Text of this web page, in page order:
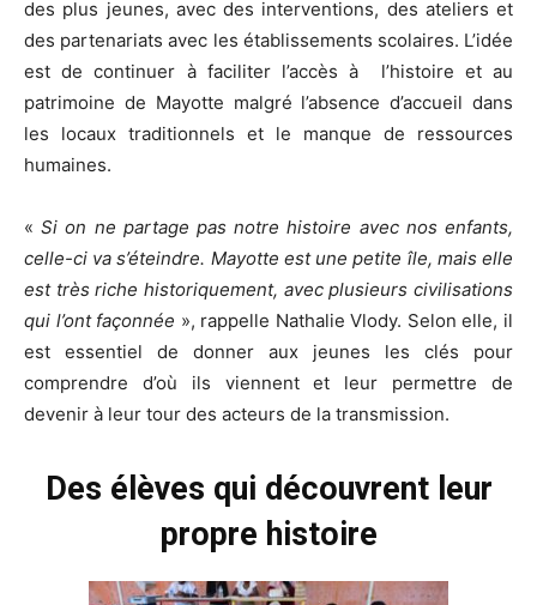
des plus jeunes, avec des interventions, des ateliers et
des partenariats avec les établissements scolaires. L’idée
est de continuer à faciliter l’accès à l’histoire et au
patrimoine de Mayotte malgré l’absence d’accueil dans
les locaux traditionnels et le manque de ressources
humaines.
«Si on ne partage pas notre histoire avec nos enfants,
celle-ci va s’éteindre. Mayotte est une petite île, mais elle
est très riche historiquement, avec plusieurs civilisations
qui l’ont façonnée », rappelle Nathalie Vlody. Selon elle, il
est essentiel de donner aux jeunes les clés pour
comprendre d’où ils viennent et leur permettre de
devenir à leur tour des acteurs de la transmission.
Des élèves qui découvrent leur
propre histoire